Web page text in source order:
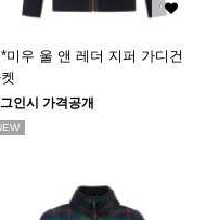
미우 울 앤 레더 지퍼 가디건
인시 가격공개